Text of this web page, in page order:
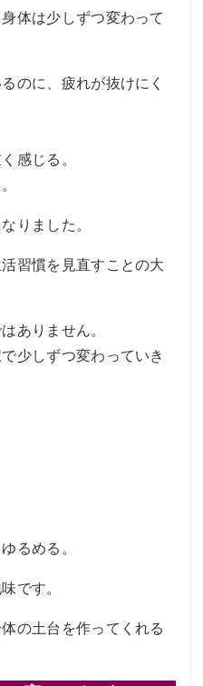
体は少しずつ変わって
のに、疲れが抜けにく
感じる。
りました。
習慣を見直すことの大
ありません。
少しずつ変わっていき
るめる。
です。
の土台を作ってくれる